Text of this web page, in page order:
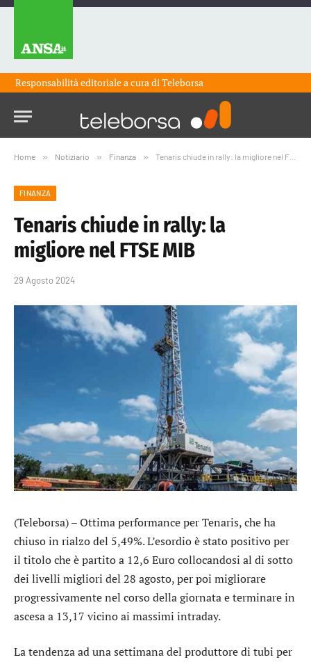
Responsabilità editoriale a cura diTeleborsa
Home » Notiziario » Finanza » Tenaris chiude in rally: la migliore nel FTSE MIB
FINANZA
Tenaris chiude in rally: la
migliore nel FTSE MIB
29 Agosto 2024
(Teleborsa) – Ottima performance perTenaris, che ha
chiuso in rialzo del 5,49%. L’esordio è stato positivo per
il titolo che è partito a 12,6 Euro collocandosi al di sotto
dei livelli migliori del 28 agosto, per poi migliorare
progressivamente nel corso della giornata e terminare in
ascesa a 13,17 vicino ai massimi intraday.
La tendenza ad una settimana del produttore di tubi per